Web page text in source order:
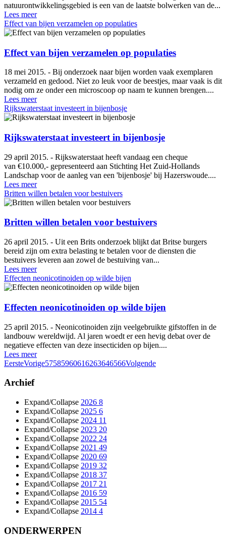
natuurontwikkelingsgebied is een van de laatste bolwerken van de...
Lees meer
Effect van bijen verzamelen op populaties
Effect van bijen verzamelen op populaties
18 mei 2015. - Bij onderzoek naar bijen worden vaak exemplaren
verzameld en gedood. Niet zo leuk voor de beestjes, maar vaak is dit
nodig om ze onder een microscoop op naam te kunnen brengen....
Lees meer
Rijkswaterstaat investeert in bijenbosje
Rijkswaterstaat investeert in bijenbosje
29 april 2015. - Rijkswaterstaat heeft vandaag een cheque
van €10.000,- gepresenteerd aan Stichting Het Zuid-Hollands
Landschap voor de aanleg van een 'bijenbosje' bij Hazerswoude....
Lees meer
Britten willen betalen voor bestuivers
Britten willen betalen voor bestuivers
26 april 2015. - Uit een Brits onderzoek blijkt dat Britse burgers
bereid zijn om extra belasting te betalen voor de diensten die
bestuivers leveren aan zowel de bestuiving van...
Lees meer
Effecten neonicotinoiden op wilde bijen
Effecten neonicotinoiden op wilde bijen
25 april 2015. - Neonicotinoiden zijn veelgebruikte gifstoffen in de
landbouw wereldwijd. Al jaren woedt er een hevig debat over de
negatieve effecten van deze insecticiden op bijen....
Lees meer
EersteVorige57585960616263646566Volgende
Archief
Expand/Collapse 2026 8
Expand/Collapse 2025 6
Expand/Collapse 2024 11
Expand/Collapse 2023 20
Expand/Collapse 2022 24
Expand/Collapse 2021 49
Expand/Collapse 2020 69
Expand/Collapse 2019 32
Expand/Collapse 2018 37
Expand/Collapse 2017 21
Expand/Collapse 2016 59
Expand/Collapse 2015 54
Expand/Collapse 2014 4
ONDERWERPEN